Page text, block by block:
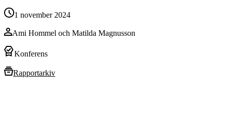
1 november 2024
Ami Hommel och Matilda Magnusson
Konferens
Rapportarkiv